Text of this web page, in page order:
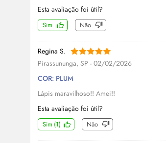
Esta avaliação foi útil?
Sim Não
Regina S.
Pirassununga, SP - 02/02/2026
COR: PLUM
Lápis maravilhoso!! Amei!!
Esta avaliação foi útil?
Sim (1) Não